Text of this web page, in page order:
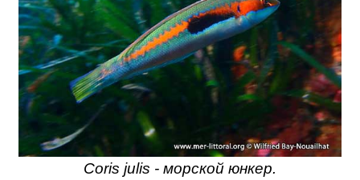
Coris julis - морской юнкер.